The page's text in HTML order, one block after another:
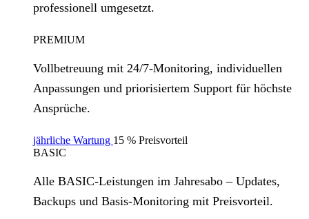
professionell umgesetzt.
PREMIUM
Vollbetreuung mit 24/7‑Monitoring, individuellen
Anpassungen und priorisiertem Support für höchste
Ansprüche.
jährliche Wartung 15 % Preisvorteil
BASIC
Alle BASIC‑Leistungen im Jahresabo – Updates,
Backups und Basis‑Monitoring mit Preisvorteil.